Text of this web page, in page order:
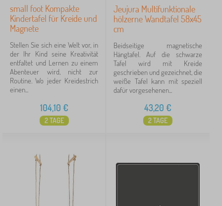
small foot Kompakte
Kindertafel für Kreide und
Magnete
Stellen Sie sich eine Welt vor, in
der Ihr Kind seine Kreativität
entfaltet und Lernen zu einem
Abenteuer wird, nicht zur
Routine. Wo jeder Kreidestrich
einen...
104,10 €
2 TAGE
Jeujura Multifunktionale
hölzerne Wandtafel 58x45
cm
Beidseitige magnetische
Hängtafel. Auf die schwarze
Tafel wird mit Kreide
geschrieben und gezeichnet, die
weiße Tafel kann mit speziell
dafür vorgesehenen...
43,20 €
2 TAGE